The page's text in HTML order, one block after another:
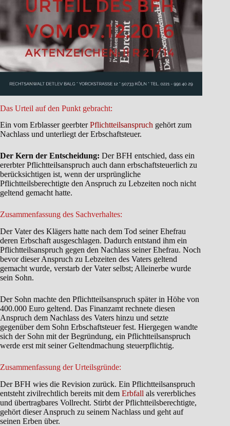
Das Urteil auf den Punkt gebracht:
Ein vom Erblasser geerbterPflichtteilsanspruch gehört zum
Nachlass und unterliegt der Erbschaftsteuer.
Der Kern der Entscheidung: Der BFH entschied, dass ein
ererbter Pflichtteilsanspruch auch dann erbschaftsteuerlich zu
berücksichtigen ist, wenn der ursprüngliche
Pflichtteilsberechtigte den Anspruch zu Lebzeiten noch nicht
geltend gemacht hatte.
Zusammenfassung des Sachverhaltes:
Der Vater des Klägers hatte nach dem Tod seiner Ehefrau
deren Erbschaft ausgeschlagen. Dadurch entstand ihm ein
Pflichtteilsanspruch gegen den Nachlass seiner Ehefrau. Noch
bevor dieser Anspruch zu Lebzeiten des Vaters geltend
gemacht wurde, verstarb der Vater selbst; Alleinerbe wurde
sein Sohn.
Der Sohn machte den Pflichtteilsanspruch später in Höhe von
400.000 Euro geltend. Das Finanzamt rechnete diesen
Anspruch dem Nachlass des Vaters hinzu und setzte
gegenüber dem Sohn Erbschaftsteuer fest. Hiergegen wandte
sich der Sohn mit der Begründung, ein Pflichtteilsanspruch
werde erst mit seiner Geltendmachung steuerpflichtig.
Zusammenfassung der Urteilsgründe:
Der BFH wies die Revision zurück. Ein Pflichtteilsanspruch
entsteht zivilrechtlich bereits mit dem Erbfall als vererbliches
und übertragbares Vollrecht. Stirbt der Pflichtteilsberechtigte,
gehört dieser Anspruch zu seinem Nachlass und geht auf
seinen Erben über.